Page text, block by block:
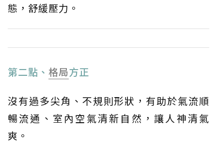
態，舒緩壓力。
第二點、 格局方正
沒有過多尖角、不規則形狀，有助於氣流順
暢流通、室內空氣清新自然，讓人神清氣
爽。